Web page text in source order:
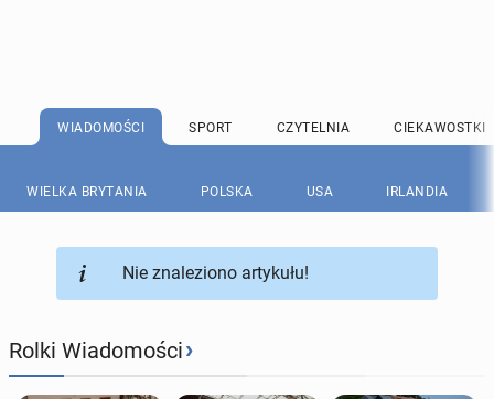
WIADOMOŚCI SPORT CZYTELNIA CIEKAWOSTKI
WIELKA BRYTANIA POLSKA USA IRLANDIA
Nie znaleziono artykułu!
Rolki Wiadomości›